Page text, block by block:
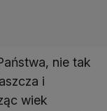
nie tak
i
wiek